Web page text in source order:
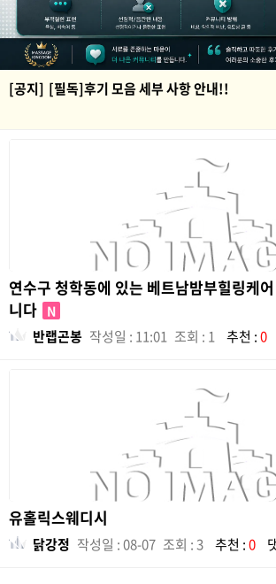
[공지] [필독]후기 모음 세부 사항 안내!!
연수구 청학동에 있는 베트남밤부힐링케
니다 N
반랩곤봉 작성일 : 11:01 조회 : 1 추천 :0
유홀릭스웨디시
닭강정 작성일 : 08-07 조회 : 3 추천 :0